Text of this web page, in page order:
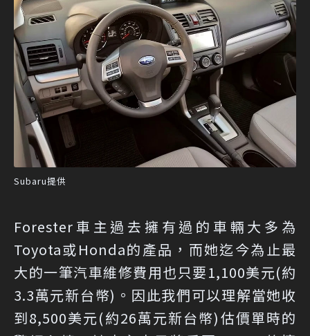
Subaru提供
Forester車主過去擁有過的車輛大多為
Toyota或Honda的產品，而她迄今為止最
大的一筆汽車維修費用也只要1,100美元(約
3.3萬元新台幣)。因此我們可以理解當她收
到8,500美元(約26萬元新台幣)估價單時的